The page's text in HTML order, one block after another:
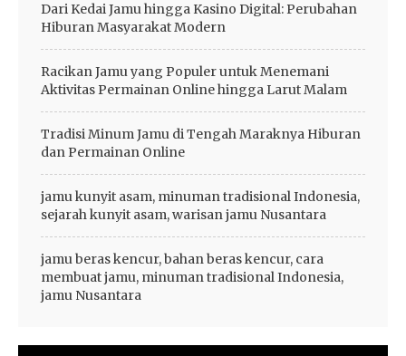
Dari Kedai Jamu hingga Kasino Digital: Perubahan
Hiburan Masyarakat Modern
Racikan Jamu yang Populer untuk Menemani
Aktivitas Permainan Online hingga Larut Malam
Tradisi Minum Jamu di Tengah Maraknya Hiburan
dan Permainan Online
jamu kunyit asam, minuman tradisional Indonesia,
sejarah kunyit asam, warisan jamu Nusantara
jamu beras kencur, bahan beras kencur, cara
membuat jamu, minuman tradisional Indonesia,
jamu Nusantara